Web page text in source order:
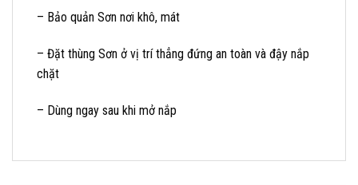
– Bảo quản Sơn nơi khô, mát
– Đặt thùng Sơn ở vị trí thẳng đứng an toàn và đậy nắp
chặt
– Dùng ngay sau khi mở nắp